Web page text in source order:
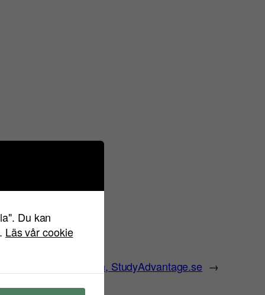
9 – Johanna Eriksson, StudyAdvantage.se →
Du kan
Läs vår cookie